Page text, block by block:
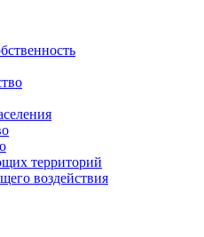
территорий
воздействия